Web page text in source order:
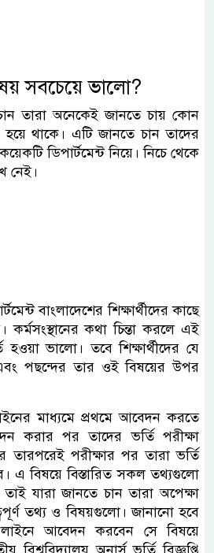
সবচেয়ে ভালো?
তারা অনেকেই জানতে চায় কোন
থাকে। এটি জানতে চান তাদের
ডিপার্টমেন্ট নিয়ে। নিচে থেকে
নেই।
বাংলাদেশের শিক্ষার্থীদের কাছে
কর্মসংস্থানের কথা চিন্তা করলে এই
হওয়া ভালো। তবে শিক্ষার্থীদের যে
পছন্দের তার ওই বিষয়ের উপর
মাধ্যমে প্রথমে আবেদন করতে
করার পর তাদের ভর্তি পরীক্ষা
পরীক্ষার পর তারা ভর্তি
এ বিষয়ে বিস্তারিত সকল তথ্যগুলো
যারা জানতে চান তারা অপেক্ষা
তথ্য ও বিষয়গুলো। জানানো হবে
আবেদন করবেন সে বিষয়ে